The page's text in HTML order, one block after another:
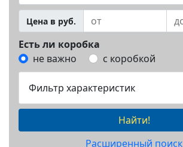
Цена в руб.
Есть ли коробка
не важно
с коробкой
Фильтр характеристик
Найти!
Расширенный поиск